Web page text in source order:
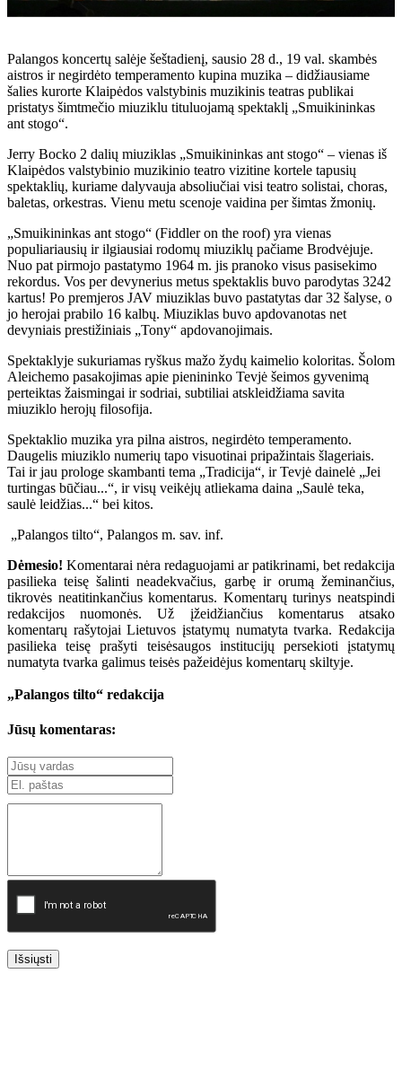
Palangos koncertų salėje šeštadienį, sausio 28 d., 19 val. skambės
aistros ir negirdėto temperamento kupina muzika – didžiausiame
šalies kurorte Klaipėdos valstybinis muzikinis teatras publikai
pristatys šimtmečio miuziklu tituluojamą spektaklį „Smuikininkas
ant stogo“.
Jerry Bocko 2 dalių miuziklas „Smuikininkas ant stogo“ – vienas iš
Klaipėdos valstybinio muzikinio teatro vizitine kortele tapusių
spektaklių, kuriame dalyvauja absoliučiai visi teatro solistai, choras,
baletas, orkestras. Vienu metu scenoje vaidina per šimtas žmonių.
„Smuikininkas ant stogo“ (Fiddler on the roof) yra vienas
populiariausių ir ilgiausiai rodomų miuziklų pačiame Brodvėjuje.
Nuo pat pirmojo pastatymo 1964 m. jis pranoko visus pasisekimo
rekordus. Vos per devynerius metus spektaklis buvo parodytas 3242
kartus! Po premjeros JAV miuziklas buvo pastatytas dar 32 šalyse, o
jo herojai prabilo 16 kalbų. Miuziklas buvo apdovanotas net
devyniais prestižiniais „Tony“ apdovanojimais.
Spektaklyje sukuriamas ryškus mažo žydų kaimelio koloritas. Šolom
Aleichemo pasakojimas apie pienininko Tevjė šeimos gyvenimą
perteiktas žaismingai ir sodriai, subtiliai atskleidžiama savita
miuziklo herojų filosofija.
Spektaklio muzika yra pilna aistros, negirdėto temperamento.
Daugelis miuziklo numerių tapo visuotinai pripažintais šlageriais.
Tai ir jau prologe skambanti tema „Tradicija“, ir Tevjė dainelė „Jei
turtingas būčiau...“, ir visų veikėjų atliekama daina „Saulė teka,
saulė leidžias...“ bei kitos.
„Palangos tilto“, Palangos m. sav. inf.
Dėmesio! Komentarai nėra redaguojami ar patikrinami, bet redakcija
pasilieka teisę šalinti neadekvačius, garbę ir orumą žeminančius,
tikrovės neatitinkančius komentarus. Komentarų turinys neatspindi
redakcijos nuomonės. Už įžeidžiančius komentarus atsako
komentarų rašytojai Lietuvos įstatymų numatyta tvarka. Redakcija
pasilieka teisę prašyti teisėsaugos institucijų persekioti įstatymų
numatyta tvarka galimus teisės pažeidėjus komentarų skiltyje.
„Palangos tilto“ redakcija
Jūsų komentaras:
Išsiųsti